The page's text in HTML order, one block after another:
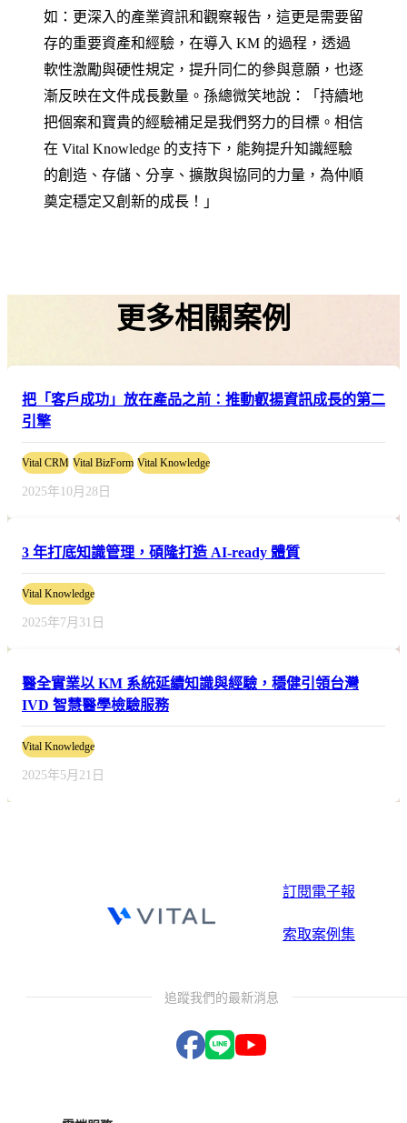
如：更深入的產業資訊和觀察報告，這更是需要留
存的重要資產和經驗，在導入 KM 的過程，透過
軟性激勵與硬性規定，提升同仁的參與意願，也逐
漸反映在文件成長數量。孫總微笑地說：「持續地
把個案和寶貴的經驗補足是我們努力的目標。相信
在 Vital Knowledge 的支持下，能夠提升知識經驗
的創造、存儲、分享、擴散與協同的力量，為仲順
奠定穩定又創新的成長！」
更多相關案例
把「客戶成功」放在產品之前：推動叡揚資訊成長的第二
引擎
Vital CRM Vital BizForm Vital Knowledge
2025年10月28日
3 年打底知識管理，碩隆打造 AI-ready 體質
Vital Knowledge
2025年7月31日
醫全實業以 KM 系統延續知識與經驗，穩健引領台灣
IVD 智慧醫學檢驗服務
Vital Knowledge
2025年5月21日
訂閱電子報
索取案例集
追蹤我們的最新消息